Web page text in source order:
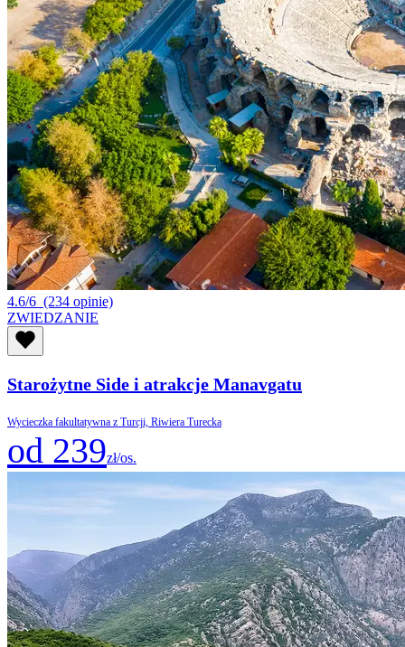
4.6/6 (234 opinie)
ZWIEDZANIE
Starożytne Side i atrakcje Manavgatu
Wycieczka fakultatywna z Turcji, Riwiera Turecka
od 239zł/os.